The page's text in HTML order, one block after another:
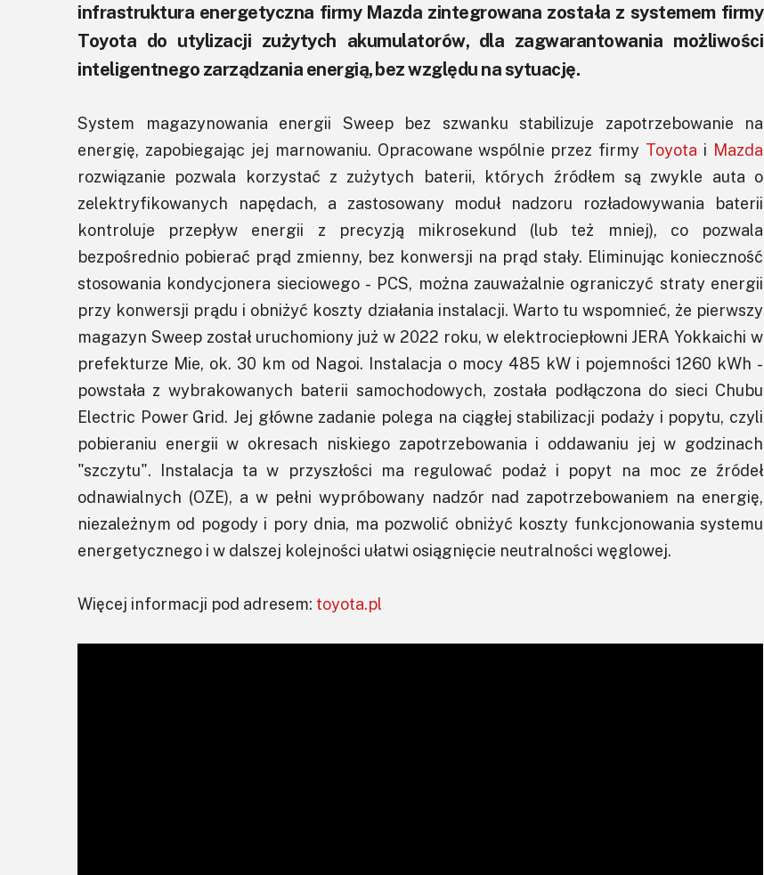
infrastruktura energetyczna firmy Mazda zintegrowana została z systemem firmy
Toyota do utylizacji zużytych akumulatorów, dla zagwarantowania możliwości
inteligentnego zarządzania energią, bez względu na sytuację.
System magazynowania energii Sweep bez szwanku stabilizuje zapotrzebowanie na
energię, zapobiegając jej marnowaniu. Opracowane wspólnie przez firmy Toyota i Mazda
rozwiązanie pozwala korzystać z zużytych baterii, których źródłem są zwykle auta o
zelektryfikowanych napędach, a zastosowany moduł nadzoru rozładowywania baterii
kontroluje przepływ energii z precyzją mikrosekund (lub też mniej), co pozwala
bezpośrednio pobierać prąd zmienny, bez konwersji na prąd stały. Eliminując konieczność
stosowania kondycjonera sieciowego - PCS, można zauważalnie ograniczyć straty energii
przy konwersji prądu i obniżyć koszty działania instalacji. Warto tu wspomnieć, że pierwszy
magazyn Sweep został uruchomiony już w 2022 roku, w elektrociepłowni JERA Yokkaichi w
prefekturze Mie, ok. 30 km od Nagoi. Instalacja o mocy 485 kW i pojemności 1260 kWh -
powstała z wybrakowanych baterii samochodowych, została podłączona do sieci Chubu
Electric Power Grid. Jej główne zadanie polega na ciągłej stabilizacji podaży i popytu, czyli
pobieraniu energii w okresach niskiego zapotrzebowania i oddawaniu jej w godzinach
"szczytu". Instalacja ta w przyszłości ma regulować podaż i popyt na moc ze źródeł
odnawialnych (OZE), a w pełni wypróbowany nadzór nad zapotrzebowaniem na energię,
niezależnym od pogody i pory dnia, ma pozwolić obniżyć koszty funkcjonowania systemu
energetycznego i w dalszej kolejności ułatwi osiągnięcie neutralności węglowej.
Więcej informacji pod adresem: toyota.pl